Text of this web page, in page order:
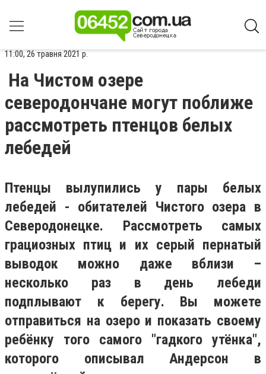
11:00, 26 травня 2021 р.
На Чистом озере
северодончане могут поближе
рассмотреть птенцов белых
лебедей
Птенцы вылупились у пары белых
лебедей - обитателей Чистого озера в
Северодонецке. Рассмотреть самых
грациозных птиц и их серый пернатый
выводок можно даже вблизи –
несколько раз в день лебеди
подплывают к берегу. Вы можете
отправиться на озеро и показать своему
ребёнку того самого "гадкого утёнка",
которого описывал Андерсон в